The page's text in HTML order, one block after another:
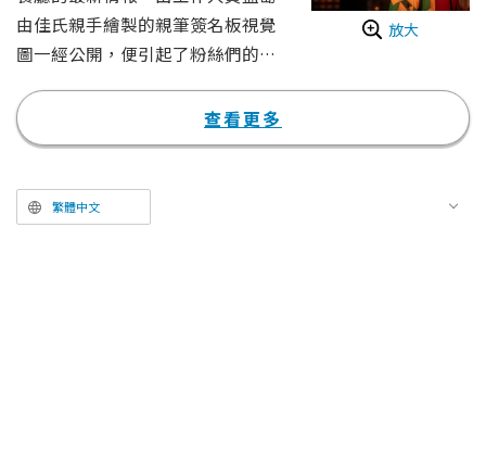
放大
由佳氏親手繪製的親筆簽名板視覺
圖一經公開，便引起了粉絲們的高
這次發表的是為了紀念動畫《鬼滅
之刃》系列全篇重播的活動「Dial
詞的餐廳〜」所提供的「隨機抽
獎」獎品。作為ufotable工作人員
查看更多
繁體中文